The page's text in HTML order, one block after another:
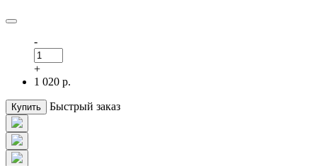
-
+
1 020 р.
Купить Быстрый заказ